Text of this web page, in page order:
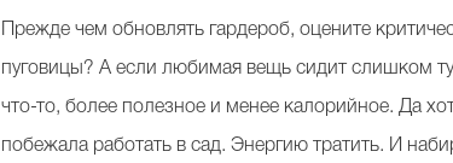
Прежде чем обновлять гардероб, оцените
пуговицы? А если любимая вещь сидит слишком
что-то, более полезное и менее калорийное. Да
побежала работать в сад. Энергию тратить. И